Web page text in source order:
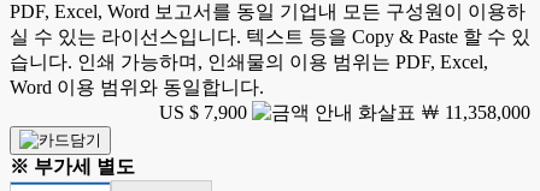
PDF, Excel, Word 보고서를 동일 기업내 모든 구성원이 이용하
실 수 있는 라이선스입니다. 텍스트 등을 Copy & Paste 할 수 있
습니다. 인쇄 가능하며, 인쇄물의 이용 범위는 PDF, Excel,
Word 이용 범위와 동일합니다.
US $ 7,900
￦ 11,358,000
※ 부가세 별도